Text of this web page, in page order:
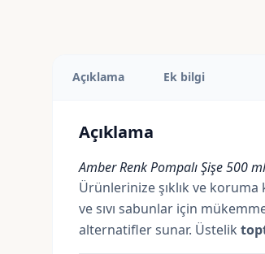
Açıklama Ek bilgi
Açıklama
Amber Renk Pompalı Şişe 500
Ürünlerinize şıklık ve koruma
ve sıvı sabunlar için
alternatifler sunar. Üstelik